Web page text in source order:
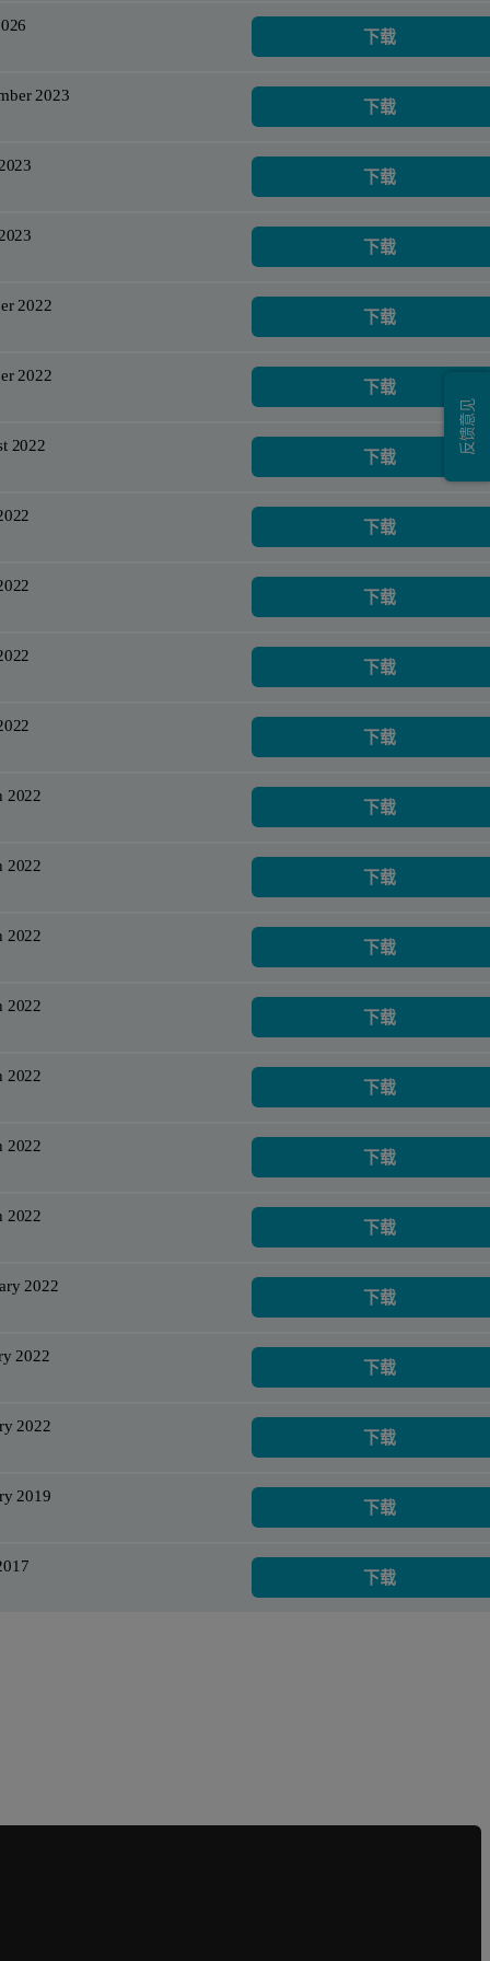
下载
2023
下载
下载
下载
2022
下载
2022
下载
2022
下载
下载
下载
下载
下载
2022
下载
2022
下载
2022
下载
2022
下载
2022
下载
2022
下载
2022
下载
2022
下载
2022
下载
2022
下载
2019
下载
下载
反馈意见